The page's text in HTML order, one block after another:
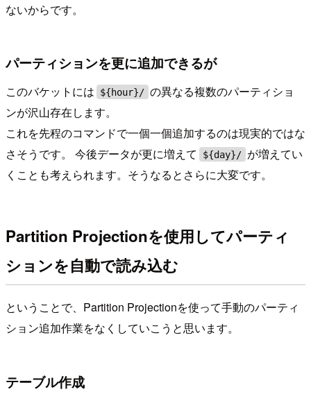
ないからです。
パーティションを更に追加できるが
このバケットには ${hour}/ の異なる複数のパーティショ
ンが沢山存在します。
これを先程のコマンドで一個一個追加するのは現実的ではな
さそうです。 今後データが更に増えて
${day}/ が増えてい
くことも考えられます。そうなるとさらに大変です。
Partition Projectionを使用してパーティ
ションを自動で読み込む
ということで、Partition Projectionを使って手動のパーティ
ション追加作業をなくしていこうと思います。
テーブル作成